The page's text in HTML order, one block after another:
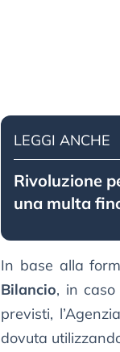
LEGGI ANCHE
Rivoluzione
una multa
In base alla
Bilancio, in
previsti,
dovuta